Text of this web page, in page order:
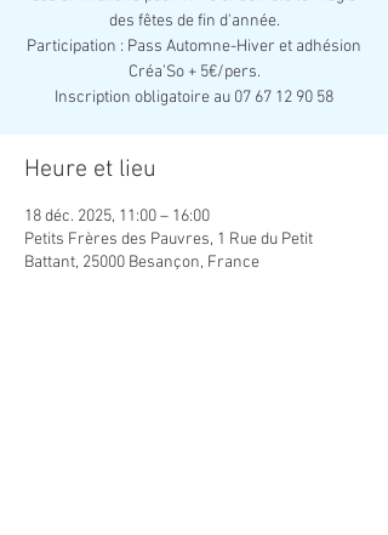
des fêtes de fin d'année.
Participation : Pass Automne-Hiver et adhésion
Créa’So + 5€/pers.
Inscription obligatoire au 07 67 12 90 58
Heure et lieu
18 déc. 2025, 11:00 – 16:00
Petits Frères des Pauvres, 1 Rue du Petit
Battant, 25000 Besançon, France